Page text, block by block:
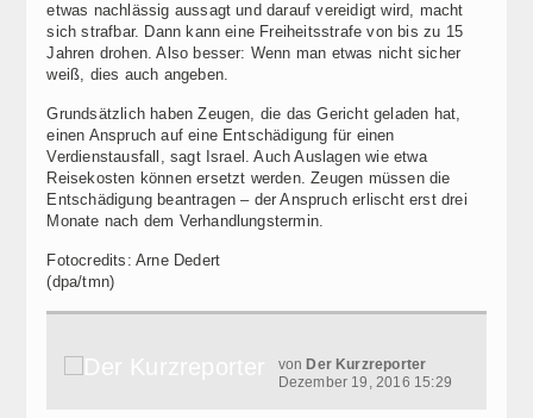
etwas nachlässig aussagt und darauf vereidigt wird, macht
sich strafbar. Dann kann eine Freiheitsstrafe von bis zu 15
Jahren drohen. Also besser: Wenn man etwas nicht sicher
weiß, dies auch angeben.
Grundsätzlich haben Zeugen, die das Gericht geladen hat,
einen Anspruch auf eine Entschädigung für einen
Verdienstausfall, sagt Israel. Auch Auslagen wie etwa
Reisekosten können ersetzt werden. Zeugen müssen die
Entschädigung beantragen – der Anspruch erlischt erst drei
Monate nach dem Verhandlungstermin.
Fotocredits: Arne Dedert
(dpa/tmn)
von Der Kurzreporter
Dezember 19, 2016 15:29